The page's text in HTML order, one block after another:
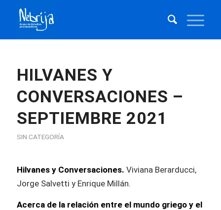
HILVANES Y
CONVERSACIONES –
SEPTIEMBRE 2021
SIN CATEGORÍA
Hilvanes y Conversaciones. Viviana Berarducci,
Jorge Salvetti y Enrique Millán.
Acerca de la relación entre el mundo griego y el